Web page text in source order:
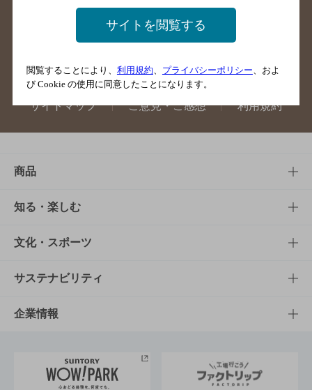
店舗登録方法のご案内
店舗情報更新方法のご案内
掲載店舗様ログイン
サイトマップ ご意見・ご感想 利用規約
商品
商品TOP
商品一覧
商品発売情報
栄養成分一覧
知る・楽しむ
知る・楽しむTOP
キャンペーン
工場見学
地域情報
文化・スポーツ
文化・スポーツTOP
サントリーホール
サントリーサンバーズ大阪
サステナビリティ
サステナビリティTOP
サントリーが考えるサステナビリティ経営
企業情報
企業概要
サイトを閲覧する
閲覧することにより、 利用規約 プライバシーポリシー 、およ
び Cookie の使用に同意したことになります。